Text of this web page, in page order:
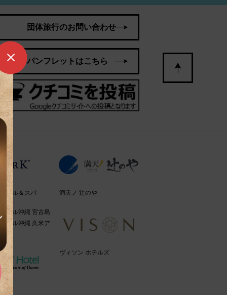
団体旅行のお問い合わせ
パンフレットはこちら
テル＆スパ
テル沖縄 宮古島
テル沖縄 久米ア
満天ノ 辻のや
ヴィソン ホテルズ